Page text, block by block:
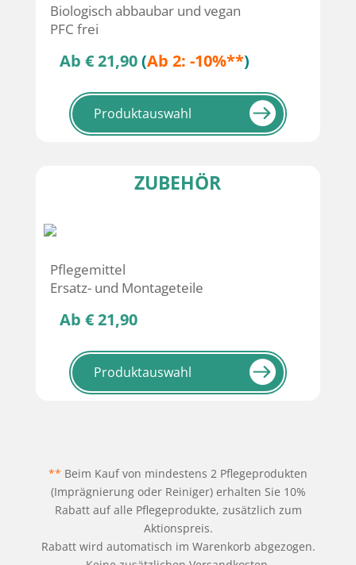
Biologisch abbaubar und vegan
PFC frei
Ab € 21,90(Ab 2: -10%**)
Produktauswahl
ZUBEHÖR
Pflegemittel
Ersatz- und Montageteile
Ab € 21,90
Produktauswahl
** Beim Kauf von mindestens 2 Pflegeprodukten
(Imprägnierung oder Reiniger) erhalten Sie 10%
Rabatt auf alle Pflegeprodukte, zusätzlich zum
Aktionspreis.
Rabatt wird automatisch im Warenkorb abgezogen.